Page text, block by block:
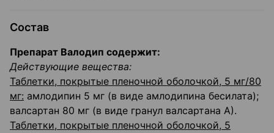
Состав
Препарат Валодип содержит:
Действующие вещества:
Таблетки, покрытые пленочной оболочкой, 5 мг/80
мг: амлодипин 5 мг (в виде амлодипина бесилата);
валсартан 80 мг (в виде гранул валсартана А).
Таблетки, покрытые пленочной оболочкой, 5